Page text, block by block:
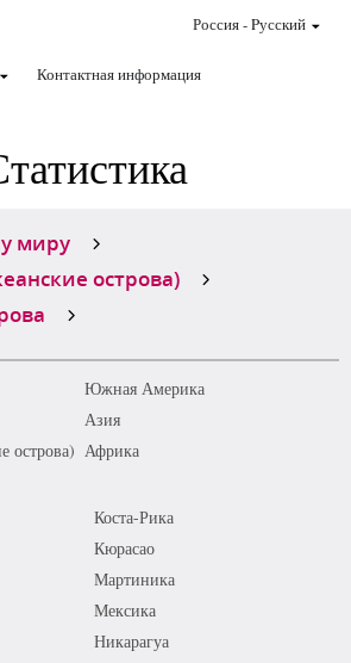
Контактная информация
Россия-Pусский
миру
острова)
Южная Америка
Азия
острова) Африка
Коста-Рика
Кюрасао
Мартиника
Мексика
Никарагуа